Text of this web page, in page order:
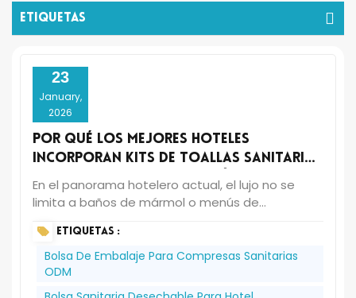
ETIQUETAS
23
January,
2026
Por qué los mejores hoteles
incorporan kits de toallas sanitarias
personalizadas a sus artículos de
aseo para huéspedes
En el panorama hotelero actual, el lujo no se
limita a baños de mármol o menús de
tácitas de los huéspedes con elegancia y
discreción. Una tendencia sutil pero poderosa
que cobra fuerza entre hoteles de cinco
estrellas, resorts boutique y proveedores de
ETIQUETAS :
Bolsa De Embalaje Para Compresas Sanitarias
ODM